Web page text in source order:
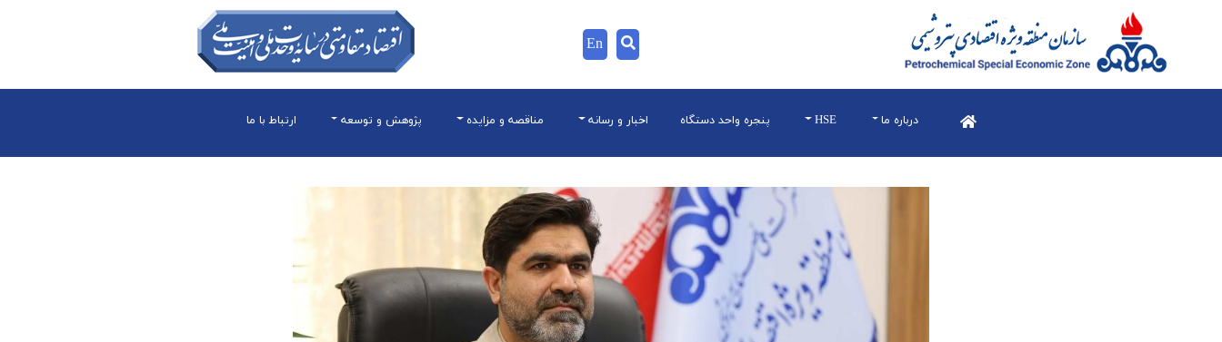
En
درباره ما HSE پنجره واحد دستگاه اخبار و رسانه مناقصه و مزایده پژوهش و توسعه ارتباط با ما